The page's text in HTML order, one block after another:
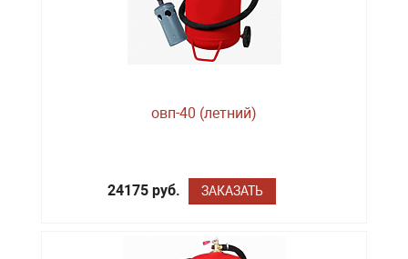
овп-40 (летний)
24175 руб. ЗАКАЗАТЬ